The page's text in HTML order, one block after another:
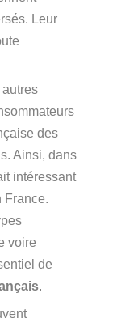
Leur
des
Ainsi, dans
intéressant
France.
voire
de
.